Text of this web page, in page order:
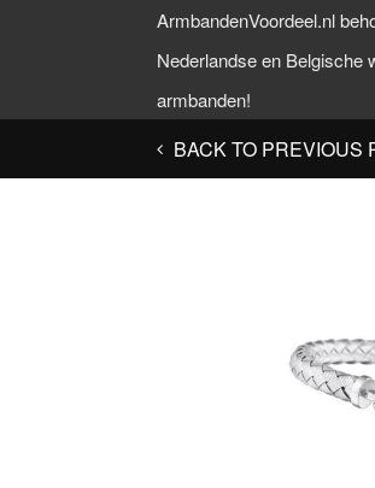
ArmbandenVoordeel.nl
Nederlandse en Belgische
armbanden!
BACK TO PREVIOUS